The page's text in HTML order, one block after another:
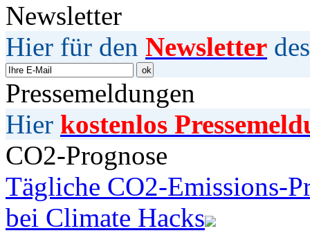
Newsletter
Hier für den Newsletter
Pressemeldungen
Hier kostenlos
CO2-Prognose
Tägliche CO2-Emissions-
bei Climate Hacks